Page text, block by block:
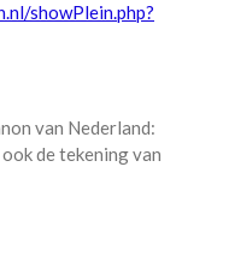
showPlein.php?
van Nederland:
de tekening van